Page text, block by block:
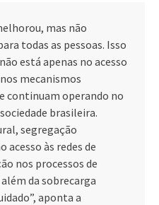
mas não
todas as pessoas. Isso
está apenas no acesso
mecanismos
continuam operando no
brasileira.
segregação
às redes de
nos processos de
da sobrecarga
aponta a